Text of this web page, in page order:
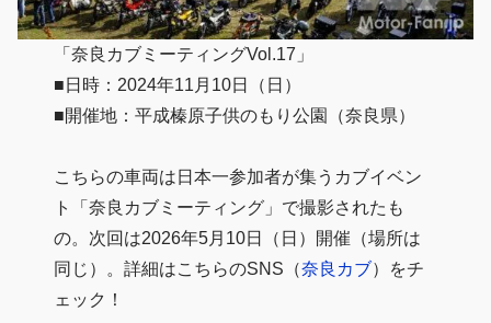
「奈良カブミーティングVol.17」
■日時：2024年11月10日（日）
■開催地：平成榛原子供のもり公園（奈良県）
こちらの車両は日本一参加者が集うカブイベン
ト「奈良カブミーティング」で撮影されたも
の。次回は2026年5月10日（日）開催（場所は
同じ）。詳細はこちらのSNS（奈良カブ）をチ
ェック！